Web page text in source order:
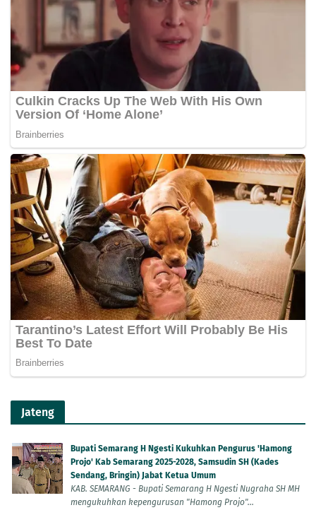
Jateng
Bupati Semarang H Ngesti Kukuhkan Pengurus 'Hamong
Projo' Kab Semarang 2025-2028, Samsudin SH (Kades
Sendang, Bringin) Jabat Ketua Umum
KAB. SEMARANG - Bupati Semarang H Ngesti Nugraha SH MH
mengukuhkan kepengurusan "Hamong Projo"...